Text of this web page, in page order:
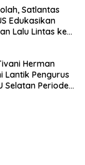
Satlantas
Edukasikan
Lalu Lintas ke
Herman
Lantik Pengurus
Selatan Periode